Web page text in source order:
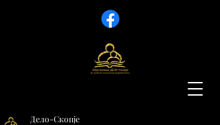
Дело-Скопје